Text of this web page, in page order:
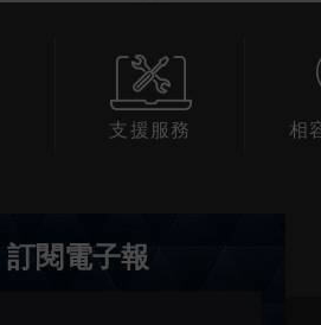
支援服務 相
訂閱電子報